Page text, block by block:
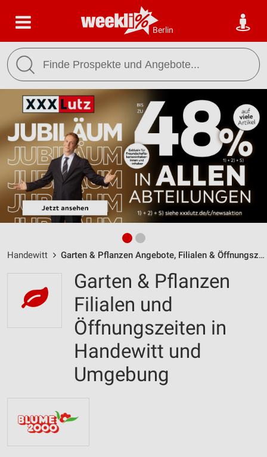
Berlin
Handewitt Garten & Pflanzen Angebote, Filialen & Öffnungszeiten
Garten & Pflanzen
Filialen und
Öffnungszeiten in
Handewitt und
Umgebung